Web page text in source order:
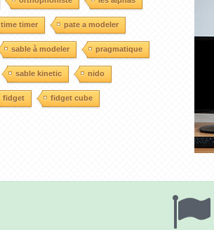
time timer pate a modeler
sable à modeler pragmatique
sable kinetic nido
fidget fidget cube